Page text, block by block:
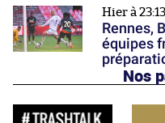
Hier à 23:13
Rennes,
équipes
Nos